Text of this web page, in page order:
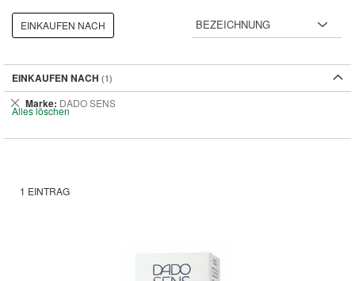
1 EINTRAG
EINKAUFEN NACH
EINKAUFEN NACH
Marke DADO SENS
Dies
entfernen
Alles löschen